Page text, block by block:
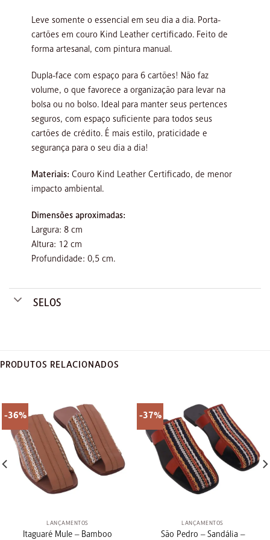
Leve somente o essencial em seu dia a dia. Porta-
cartões em couro Kind Leather certificado. Feito de
forma artesanal, com pintura manual.
Dupla-face com espaço para 6 cartões! Não faz
volume, o que favorece a organização para levar na
bolsa ou no bolso. Ideal para manter seus pertences
seguros, com espaço suficiente para todos seus
cartões de crédito. É mais estilo, praticidade e
segurança para o seu dia a dia!
Materiais: Couro Kind Leather Certificado, de menor
impacto ambiental.
Dimensões aproximadas:
Largura: 8 cm
Altura: 12 cm
Profundidade: 0,5 cm.
SELOS
PRODUTOS RELACIONADOS
-36%
LANÇAMENTOS
Itaguaré Mule – Bamboo
-37%
LANÇAMENTOS
São Pedro – Sandália –